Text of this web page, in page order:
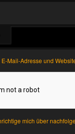
E-Mail-Adresse und
mich über